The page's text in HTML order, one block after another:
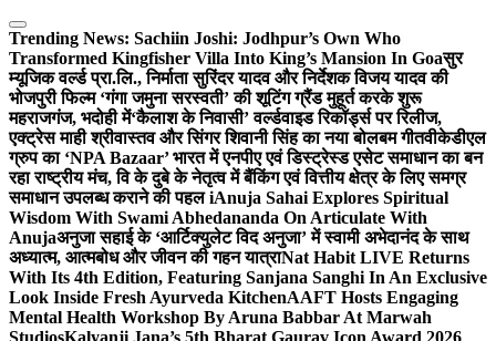
Skip
to
content
Trending News: Sachiin Joshi: Jodhpur’s Own Who
Transformed Kingfisher Villa Into King’s Mansion In Goaसुर
म्यूजिक वर्ल्ड प्रा.लि., निर्माता सुरिंदर यादव और निर्देशक विजय यादव की
भोजपुरी फिल्म ‘गंगा जमुना सरस्वती’ की शूटिंग ग्रैंड मुहूर्त करके शुरू
महराजगंज, भदोही में‘कैलाश के निवासी’ वर्ल्डवाइड रिकॉर्ड्स पर रिलीज,
एक्ट्रेस माही श्रीवास्तव और सिंगर शिवानी सिंह का नया बोलबम गीतवीकेडीएल
ग्रुप का ‘NPA Bazaar’ भारत में एनपीए एवं डिस्ट्रेस्ड एसेट समाधान का बन
रहा राष्ट्रीय मंच, वि के दुबे के नेतृत्व में बैंकिंग एवं वित्तीय क्षेत्र के लिए समग्र
समाधान उपलब्ध कराने की पहल iAnuja Sahai Explores Spiritual
Wisdom With Swami Abhedananda On Articulate With
Anujaअनुजा सहाई के ‘आर्टिक्युलेट विद अनुजा’ में स्वामी अभेदानंद के साथ
अध्यात्म, आत्मबोध और जीवन की गहन यात्राNat Habit LIVE Returns
With Its 4th Edition, Featuring Sanjana Sanghi In An Exclusive
Look Inside Fresh Ayurveda KitchenAAFT Hosts Engaging
Mental Health Workshop By Aruna Babbar At Marwah
StudiosKalyanji Jana’s 5th Bharat Gaurav Icon Award 2026